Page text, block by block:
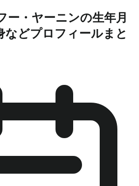
ー・ヤーニンの生年月
などプロフィールまと